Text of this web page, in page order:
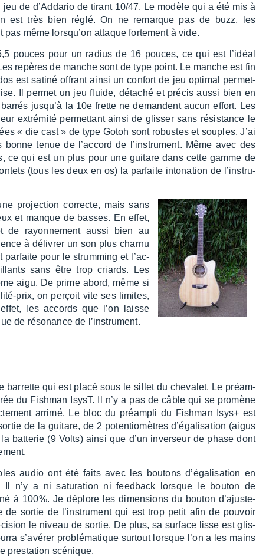
jeu de d’Ad­da­rio de tirant 10/47. Le modèle qui a été mis à
est très bien réglé. On ne remarque pas de buzz, les
pas même lorsqu’on attaque forte­ment à vide.
pouces pour un radius de 16 pouces, ce qui est l’idéal
repères de manche sont de type point. Le manche est fin
est satiné offrant ainsi un confort de jeu opti­mal permet­
Il permet un jeu fluide, déta­ché et précis aussi bien en
jusqu’à la 10e frette ne demandent aucun effort. Les
extré­mité permet­tant ainsi de glis­ser sans résis­tance le
« die cast » de type Gotoh sont robustes et souples. J’ai
tenue de l’ac­cord de l’ins­tru­ment. Même avec des
ce qui est un plus pour une guitare dans cette gamme de
(tous les deux en os) la parfaite into­na­tion de l’ins­tru­
projec­tion correcte, mais sans
et manque de basses. En effet,
de rayon­ne­ment aussi bien au
à déli­vrer un son plus charnu
parfaite pour le strum­ming et l’ac­
sans être trop criards. Les
aigu. De prime abord, même si
prix, on perçoit vite ses limites,
les accords que l’on laisse
de réso­nance de l’ins­tru­ment.
barrette qui est placé sous le sillet du cheva­let. Le préam­
du Fish­man IsysT. Il n’y a pas de câble qui se promène
arrimé. Le bloc du préam­pli du Fish­man Isys+ est
de la guitare, de 2 poten­tio­mètres d’éga­li­sa­tion (aigus
batte­rie (9 Volts) ainsi que d’un inver­seur de phase dont
audio ont été faits avec les boutons d’éga­li­sa­tion en
Il n’y a ni satu­ra­tion ni feed­back lorsque le bouton de
à 100%. Je déplore les dimen­sions du bouton d’ajus­te­
de sortie de l’ins­tru­ment qui est trop petit afin de pouvoir
le niveau de sortie. De plus, sa surface lisse est glis­
s’avé­rer problé­ma­tique surtout lorsque l’on a les mains
pres­ta­tion scénique.